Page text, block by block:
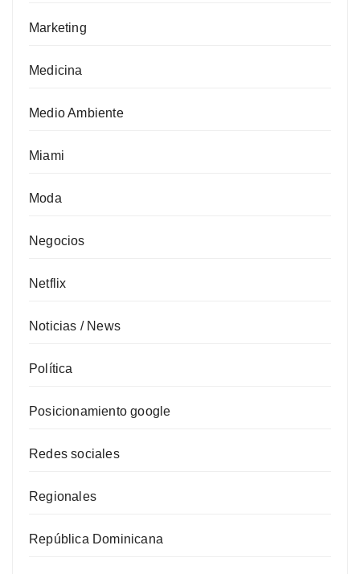
Marketing
Medicina
Medio Ambiente
Miami
Moda
Negocios
Netflix
Noticias / News
Política
Posicionamiento google
Redes sociales
Regionales
República Dominicana